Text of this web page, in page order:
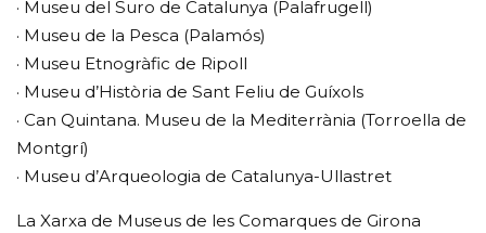
· Museu del Suro de Catalunya (Palafrugell)
· Museu de la Pesca (Palamós)
· Museu Etnogràfic de Ripoll
· Museu d’Història de Sant Feliu de Guíxols
· Can Quintana. Museu de la Mediterrània (Torroella de
Montgrí)
· Museu d’Arqueologia de Catalunya-Ullastret
La Xarxa de Museus de les Comarques de Girona